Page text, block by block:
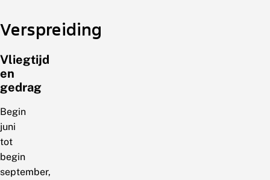
Verspreiding
Vliegtijd
en
gedrag
Begin
juni
tot
begin
september,